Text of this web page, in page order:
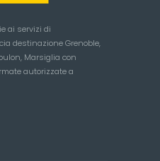
ai servizi di
destinazione Grenoble,
Marsiglia con
autorizzate a